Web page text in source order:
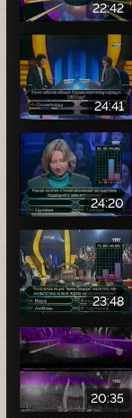
22:42
24:41
24:20
23:48
20:35